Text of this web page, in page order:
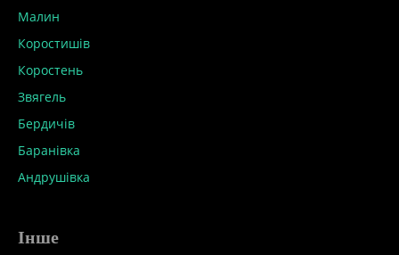
Малин
Коростишів
Коростень
Звягель
Бердичів
Баранівка
Андрушівка
Інше